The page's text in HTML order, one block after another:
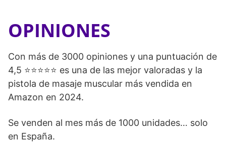
OPINIONES
Con más de 3000 opiniones y una puntuación de
4,5 ⭐⭐⭐⭐⭐ es una de las mejor valoradas y la
pistola de masaje muscular más vendida en
Amazon en 2024.
Se venden al mes más de 1000 unidades… solo
en España.